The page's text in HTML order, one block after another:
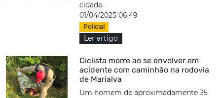
cidade.
01/04/2025 06:49
Policial
Ler artigo
Ciclista morre ao se envolver em
acidente com caminhão na rodovia
de Marialva
Um homem de aproximadamente 35